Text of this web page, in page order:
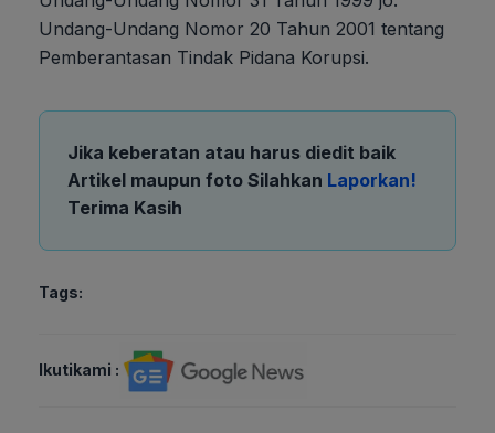
Undang-Undang Nomor 20 Tahun 2001 tentang
Pemberantasan Tindak Pidana Korupsi.
Jika keberatan atau harus diedit baik
Artikel maupun foto Silahkan Laporkan!
Terima Kasih
Tags:
Ikutikami :